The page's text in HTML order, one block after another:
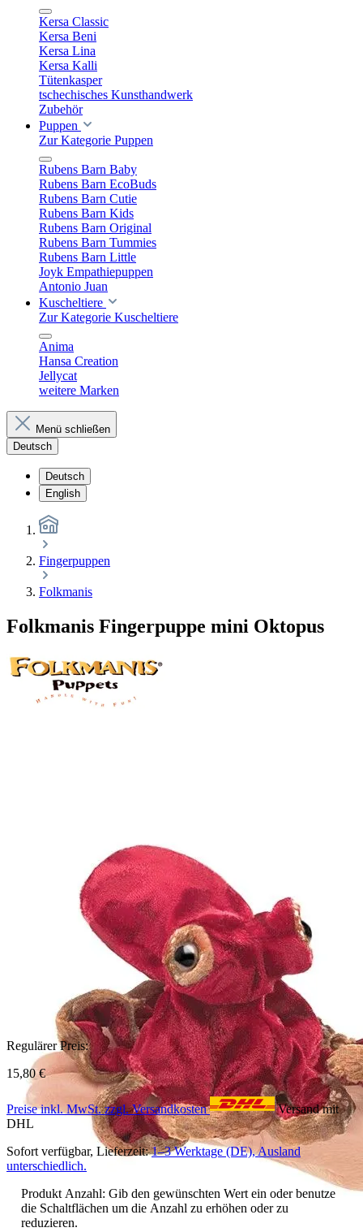
Kersa Classic
Kersa Beni
Kersa Lina
Kersa Kalli
Tütenkasper
tschechisches Kunsthandwerk
Zubehör
Puppen
Zur Kategorie Puppen
Rubens Barn Baby
Rubens Barn EcoBuds
Rubens Barn Cutie
Rubens Barn Kids
Rubens Barn Original
Rubens Barn Tummies
Rubens Barn Little
Joyk Empathiepuppen
Antonio Juan
Kuscheltiere
Zur Kategorie Kuscheltiere
Anima
Hansa Creation
Jellycat
weitere Marken
Menü schließen
Deutsch
Deutsch
English
Fingerpuppen
Folkmanis
Folkmanis Fingerpuppe mini Oktopus
Regulärer Preis:
15,80 €
Preise inkl. MwSt. zzgl. Versandkosten
Versand mit
DHL
Sofort verfügbar, Lieferzeit:1–3 Werktage (DE), Ausland
unterschiedlich.
Produkt Anzahl: Gib den gewünschten Wert ein oder benutze
die Schaltflächen um die Anzahl zu erhöhen oder zu
reduzieren.